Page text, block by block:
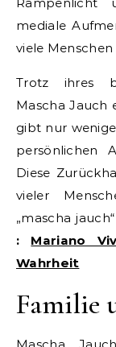
mediale
viele
Trotz ihres
Mascha Jauch
gibt nur
persönlichen
Diese
vieler
„mascha
: Mariano
Wahrheit
Familie